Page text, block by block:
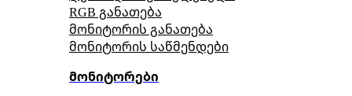
RGB განათება
მონიტორის განათება
მონიტორის საწმენდები
მონიტორები